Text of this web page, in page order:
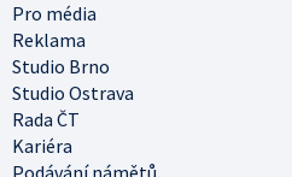
Pro média
Reklama
Studio Brno
Studio Ostrava
Rada ČT
Kariéra
Podávání námětů